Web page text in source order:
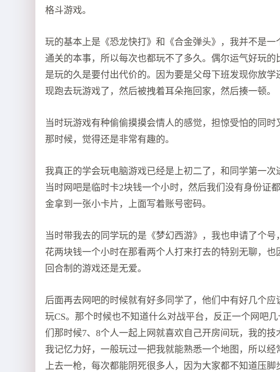
格斗游戏。
玩的基本上是《恐龙快打》和《合金弹头》，我并不是一
通关的本事，所以每次也都玩不了多久。偶尔运气好玩的
是玩的久是要付出代价的。因为要是父母下班发现你放
现跑去玩游戏了，然后被拽着耳朵拖回家，然后揍一顿。
当时玩游戏有种偷偷摸摸会情人的感觉，担惊受怕的同
那时候，觉得还是非常有趣的。
我真正的学会玩电脑游戏已经是上初二了，和同学第一次
当时网吧是临时卡2块钱一个小时，然后我们没有身份证
金拿到一张小卡片，上面写着账号密码。
当时带我去的同学玩的是《梦幻西游》，我也申请了个
花两块钱一个小时在那看两个人打来打去的特别无聊，
回合制的游戏还是无爱。
后面再去网吧的时候就有好多同学了，他们中有好几个
玩CS。那个时候也不知道什么对战平台，反正一个网吧
们那时候7、8个人一起上网就喜欢自己开房间玩，我的
我记忆力好，一般玩过一把我就能熟悉一个地图，所以
上去一枪，每次都能阴死很多人，因为大家都不知道压脚